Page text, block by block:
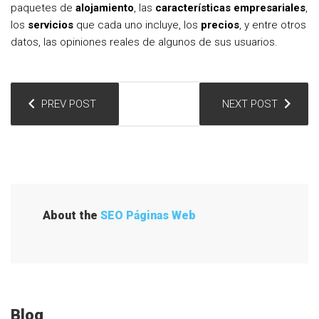
paquetes de alojamiento, las características empresariales,
los servicios que cada uno incluye, los precios, y entre otros
datos, las opiniones reales de algunos de sus usuarios.
a
n
PREV POST NEXT POST
About the SEO Páginas Web
Blog